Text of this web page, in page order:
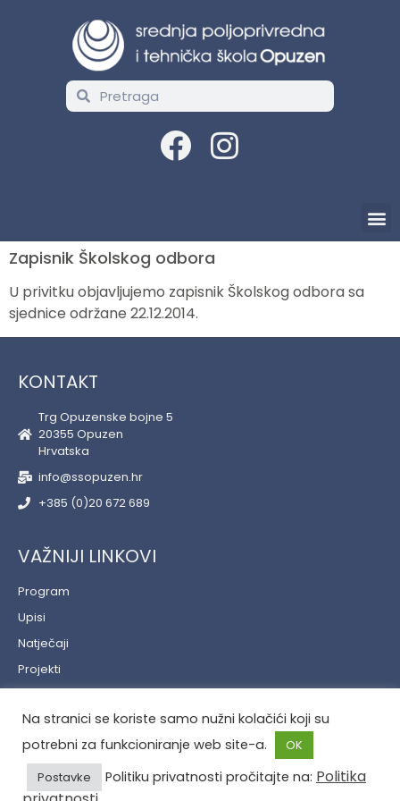
Zapisnik Školskog odbora
U privitku objavljujemo zapisnik Školskog odbora sa
sjednice održane 22.12.2014.
KONTAKT
Trg Opuzenske bojne 5
20355 Opuzen
Hrvatska
info@ssopuzen.hr
+385 (0)20 672 689
VAŽNIJI LINKOVI
Program
Upisi
Natječaji
Projekti
Politika privatnosti
Na stranici se koriste samo nužni kolačići koji su
potrebni za funkcioniranje web site-a.
OK
Postavke
Politiku privatnosti pročitajte na: Politika